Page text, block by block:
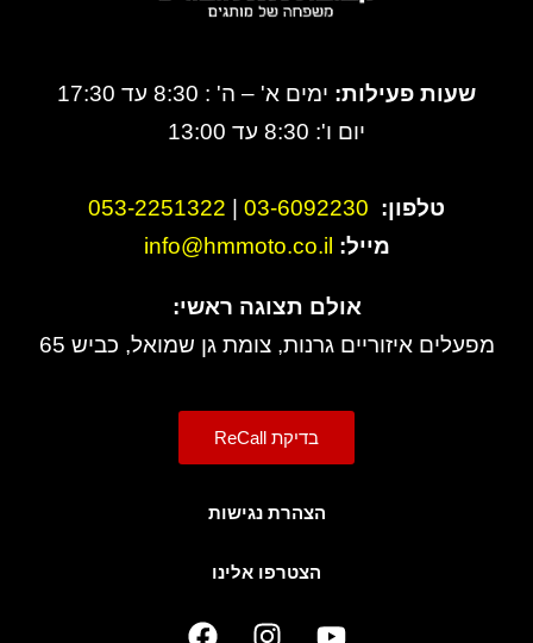
שעות פעילות: ימים א' – ה' : 8:30 עד 17:30
יום ו': 8:30 עד 13:00
טלפון: 03-6092230
|
053-2251322
מייל: info@hmmoto.co.il
אולם תצוגה ראשי:
מפעלים איזוריים גרנות, צומת גן שמואל, כביש 65
בדיקת ReCall
הצהרת נגישות
הצטרפו אלינו
Y
I
F